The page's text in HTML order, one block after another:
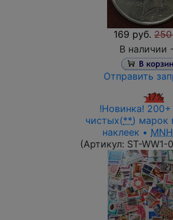
169 руб.
В наличии
Отправить
-17%
!Новинка!
чистых(**) марок
наклеек •
(Артикул: ST-